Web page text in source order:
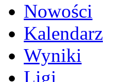
Nowości
Kalendarz
Wyniki
Ligi